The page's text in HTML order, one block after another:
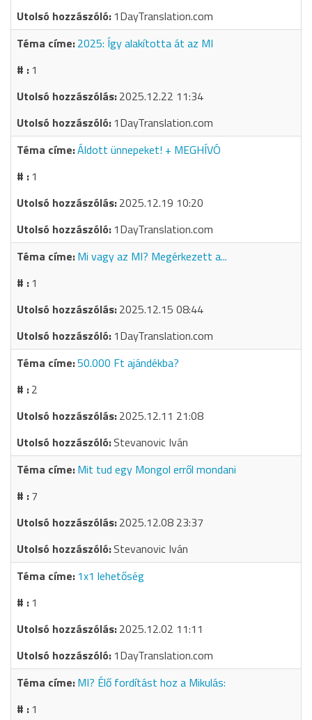
1DayTranslation.com
2025: Így alakította át az MI
1
2025.12.22 11:34
1DayTranslation.com
Áldott ünnepeket! + MEGHÍVÓ
1
2025.12.19 10:20
1DayTranslation.com
Mi vagy az MI? Megérkezett a...
1
2025.12.15 08:44
1DayTranslation.com
50.000 Ft ajándékba?
2
2025.12.11 21:08
Stevanovic Iván
Mit tud egy Mongol erről mondani
7
2025.12.08 23:37
Stevanovic Iván
1x1 lehetőség
1
2025.12.02 11:11
1DayTranslation.com
MI? Élő fordítást hoz a Mikulás:
1